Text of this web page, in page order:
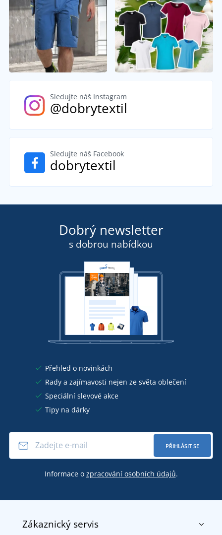
Sledujte náš Instagram
@dobrytextil
Sledujte náš Facebook
dobrytextil
Dobrý newsletter
s dobrou nabídkou
Přehled o novinkách
Rady a zajímavosti nejen ze světa oblečení
Speciální slevové akce
Tipy na dárky
PŘIHLÁSIT SE
Informace o zpracování osobních údajů.
Zákaznický servis